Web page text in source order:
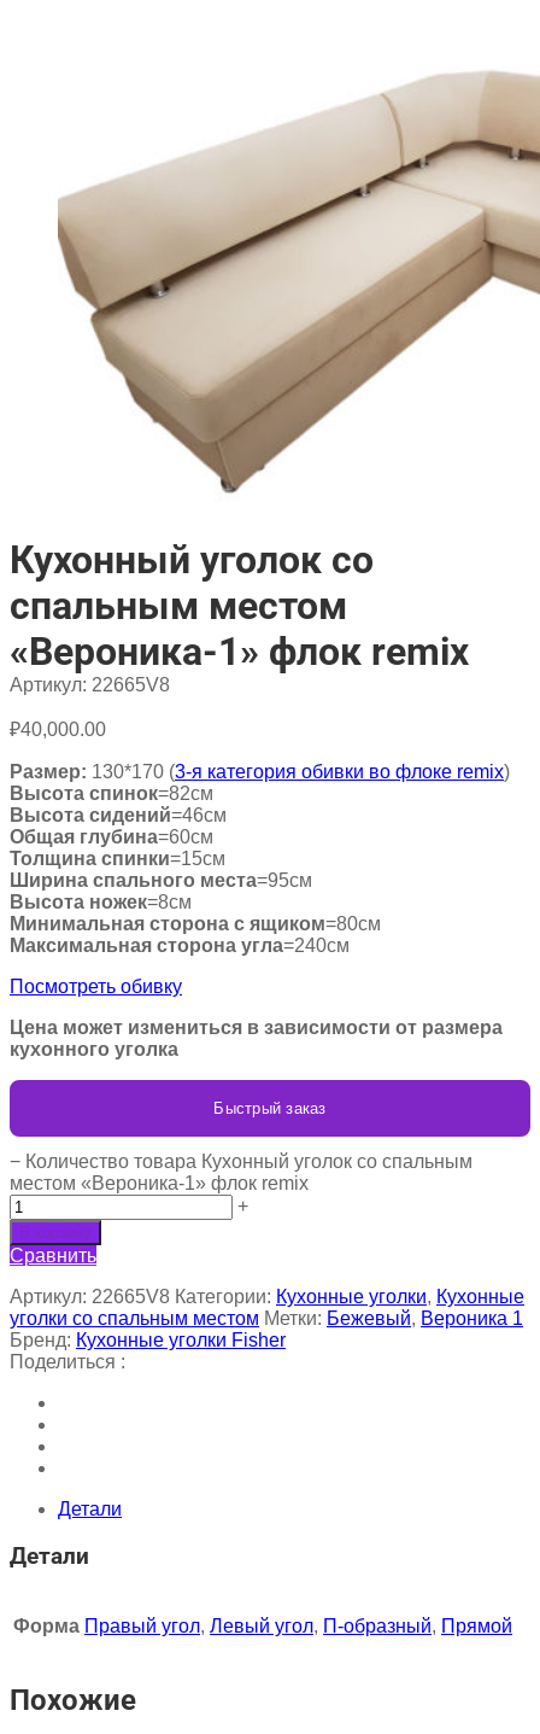
Кухонный уголок со
спальным местом
«Вероника-1» флок remix
Артикул: 22665V8
₽40,000.00
Размер: 130*170 (3-я категория обивки во флоке remix)
Высота спинок=82см
Высота сидений=46см
Общая глубина=60см
Толщина спинки=15см
Ширина спального места=95см
Высота ножек=8см
Минимальная сторона с ящиком=80см
Максимальная сторона угла=240см
Посмотреть обивку
Цена может измениться в зависимости от размера
кухонного уголка
Быстрый заказ
− Количество товара Кухонный уголок со спальным
местом «Вероника-1» флок remix
+
В корзину
Сравнить
Артикул: 22665V8 Категории: Кухонные уголки, Кухонные
уголки со спальным местом Метки: Бежевый, Вероника 1
Бренд: Кухонные уголки Fisher
Поделиться :
Детали
Детали
Форма Правый угол, Левый угол, П-образный, Прямой
Похожие